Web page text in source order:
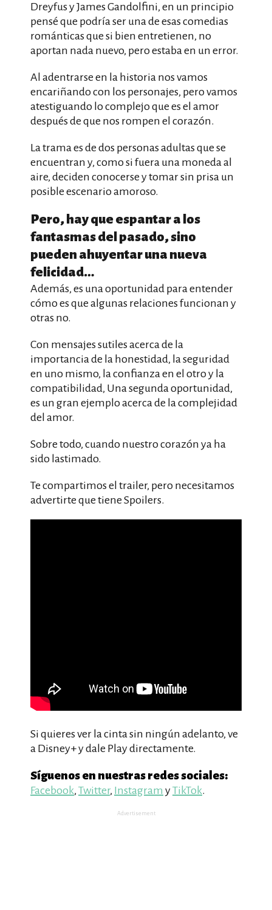
Dreyfus y James Gandolfini, en un principio
pensé que podría ser una de esas comedias
románticas que si bien entretienen, no
aportan nada nuevo, pero estaba en un error.
Al adentrarse en la historia nos vamos
encariñando con los personajes, pero vamos
atestiguando lo complejo que es el amor
después de que nos rompen el corazón.
La trama es de dos personas adultas que se
encuentran y, como si fuera una moneda al
aire, deciden conocerse y tomar sin prisa un
posible escenario amoroso.
Pero, hay que espantar a los
fantasmas del pasado, sino
pueden ahuyentar una nueva
felicidad…
Además, es una oportunidad para entender
cómo es que algunas relaciones funcionan y
otras no.
Con mensajes sutiles acerca de la
importancia de la honestidad, la seguridad
en uno mismo, la confianza en el otro y la
compatibilidad, Una segunda oportunidad,
es un gran ejemplo acerca de la complejidad
del amor.
Sobre todo, cuando nuestro corazón ya ha
sido lastimado.
Te compartimos el trailer, pero necesitamos
advertirte que tiene Spoilers.
Si quieres ver la cinta sin ningún adelanto, ve
a Disney+ y dale Play directamente.
Síguenos en nuestras redes sociales:
Facebook, Twitter, Instagram yTikTok.
Advertisement